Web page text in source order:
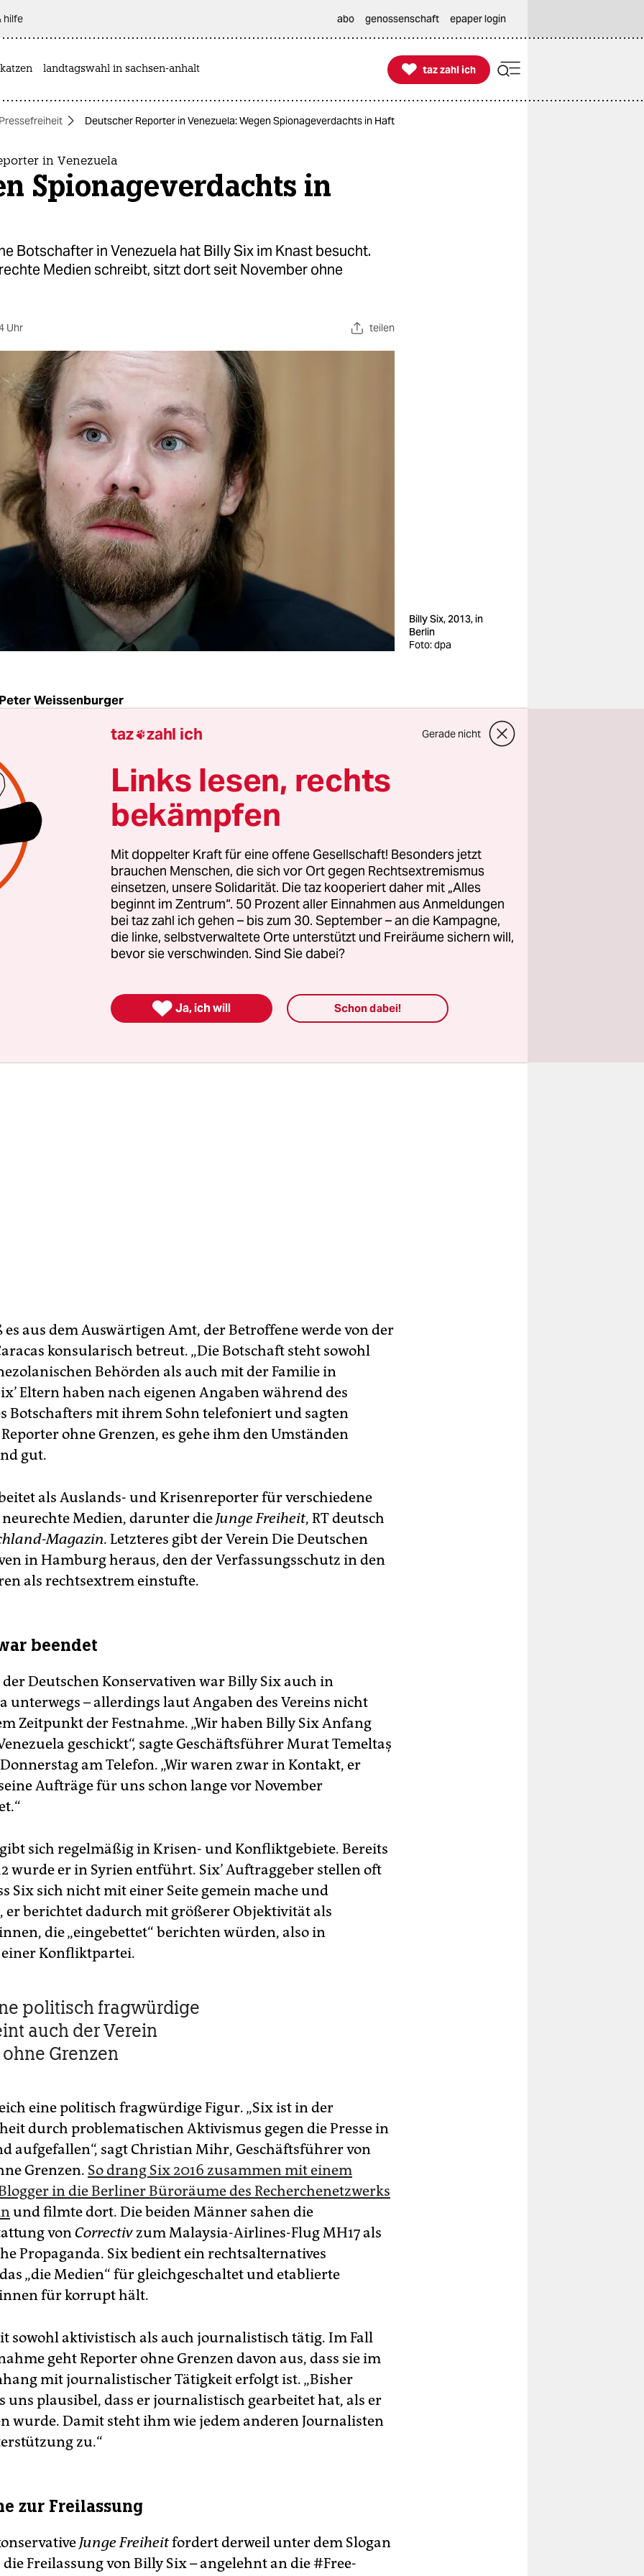
hilfe abo genossenschaft epaper login
katzen landtagswahl in sachsen-anhalt 
taz zahl ich
taz zahl ich
Pressefreiheit Deutscher Reporter in Venezuela: Wegen Spionageverdachts in Haft
in Venezuela
Spionageverdachts in
Botschafter in Venezuela hat Billy Six im Knast besucht.
Medien schreibt, sitzt dort seit November ohne
Uhr teilen
Billy Six, 2013, in
Berlin
Foto: dpa
Peter Weissenburger
zwei Monaten in Haft hat Billy Six, Reporter für mehrere
Medien, am Mittwoch Besuch vom deutschen
Venezuela bekommen. Das Auswärtige Amt bestätigte
Donnerstag, dass ein erster Haftbesuch in Caracas
hat. Billy Six sitzt dort seit Ende November im
venezolanischen Behörden werfen ihm Spionage vor.
November von Kolumbien aus nach Venezuela
dabei festgenommen worden. Das berichtet die
Espacio Público, die mit Reporter ohne
Präsidenten Nicolás Maduro bei einer
es aus dem Auswärtigen Amt, der Betroffene werde von der
konsularisch betreut. „Die Botschaft steht sowohl
Behörden als auch mit der Familie in
Eltern haben nach eigenen Angaben während des
Botschafters mit ihrem Sohn telefoniert und sagten
ohne Grenzen, es gehe ihm den Umständen
gut.
als Auslands- und Krisenreporter für verschiedene
Medien, darunter die Junge Freiheit, RT deutsch
Magazin. Letzteres gibt der Verein Die Deutschen
in Hamburg heraus, den der Verfassungsschutz in den
als rechtsextrem einstufte.
beendet
Deutschen Konservativen war Billy Six auch in
unterwegs – allerdings laut Angaben des Vereins nicht
Zeitpunkt der Festnahme. „Wir haben Billy Six Anfang
geschickt“, sagte Geschäftsführer Murat Temeltaş
am Telefon. „Wir waren zwar in Kontakt, er
Aufträge für uns schon lange vor November
sich regelmäßig in Krisen- und Konfliktgebiete. Bereits
wurde er in Syrien entführt. Six’ Auftraggeber stellen oft
Six sich nicht mit einer Seite gemein mache und
er berichtet dadurch mit größerer Objektivität als
die „eingebettet“ berichten würden, also in
Konfliktpartei.
politisch fragwürdige
auch der Verein
Grenzen
eine politisch fragwürdige Figur. „Six ist in der
durch problematischen Aktivismus gegen die Presse in
aufgefallen“, sagt Christian Mihr, Geschäftsführer von
Grenzen. So drang Six 2016 zusammen mit einem
in die Berliner Büroräume des Recherchenetzwerks
und filmte dort. Die beiden Männer sahen die
vonCorrectiv zum Malaysia-Airlines-Flug MH17 als
Propaganda. Six bedient ein rechtsalternatives
„die Medien“ für gleichgeschaltet und etablierte
für korrupt hält.
sowohl aktivistisch als auch journalistisch tätig. Im Fall
geht Reporter ohne Grenzen davon aus, dass sie im
mit journalistischer Tätigkeit erfolgt ist. „Bisher
uns plausibel, dass er journalistisch gearbeitet hat, als er
wurde. Damit steht ihm wie jedem anderen Journalisten
zu.“
zur Freilassung
Junge Freiheitfordert derweil unter dem Slogan
die Freilassung von Billy Six – angelehnt an die #Free­
taz zahl ich Gerade nicht
Links lesen, rechts
bekämpfen
Mit doppelter Kraft für eine offene Gesellschaft! Besonders jetzt
brauchen Menschen, die sich vor Ort gegen Rechtsextremismus
einsetzen, unsere Solidarität. Die taz kooperiert daher mit „Alles
beginnt im Zentrum“. 50 Prozent aller Einnahmen aus Anmeldungen
bei taz zahl ich gehen – bis zum 30. September – an die Kampagne,
die linke, selbstverwaltete Orte unterstützt und Freiräume sichern will,
bevor sie verschwinden. Sind Sie dabei?
 Ja, ich will Schon dabei!